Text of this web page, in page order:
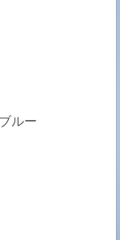
ルー